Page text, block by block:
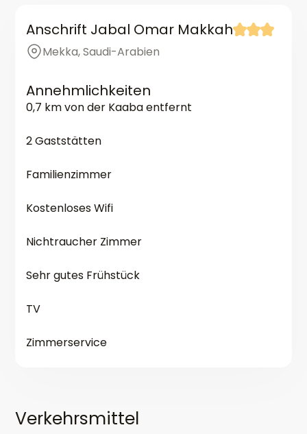
Anschrift Jabal Omar Makkah
Mekka, Saudi-Arabien
Annehmlichkeiten
0,7 km von der Kaaba entfernt
2 Gaststätten
Familienzimmer
Kostenloses Wifi
Nichtraucher Zimmer
Sehr gutes Frühstück
TV
Zimmerservice
Verkehrsmittel